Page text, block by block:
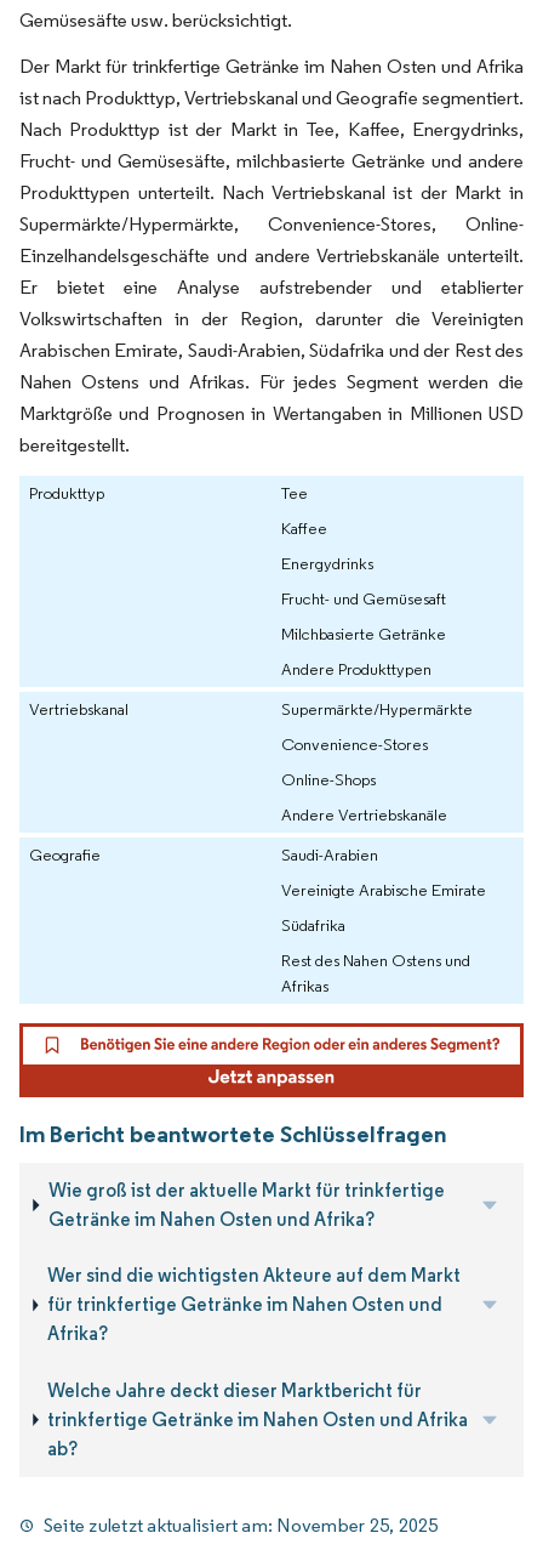
Gemüsesäfte usw. berücksichtigt.
Der Markt für trinkfertige Getränke im Nahen Osten und Afrika
ist nach Produkttyp, Vertriebskanal und Geografie segmentiert.
Nach Produkttyp ist der Markt in Tee, Kaffee, Energydrinks,
Frucht- und Gemüsesäfte, milchbasierte Getränke und andere
Produkttypen unterteilt. Nach Vertriebskanal ist der Markt in
Supermärkte/Hypermärkte, Convenience-Stores, Online-
Einzelhandelsgeschäfte und andere Vertriebskanäle unterteilt.
Er bietet eine Analyse aufstrebender und etablierter
Volkswirtschaften in der Region, darunter die Vereinigten
Arabischen Emirate, Saudi-Arabien, Südafrika und der Rest des
Nahen Ostens und Afrikas. Für jedes Segment werden die
Marktgröße und Prognosen in Wertangaben in Millionen USD
bereitgestellt.
Produkttyp
Tee
Kaffee
Energydrinks
Frucht- und Gemüsesaft
Milchbasierte Getränke
Andere Produkttypen
Vertriebskanal
Supermärkte/Hypermärkte
Convenience-Stores
Online-Shops
Andere Vertriebskanäle
Geografie
Saudi-Arabien
Vereinigte Arabische Emirate
Südafrika
Rest des Nahen Ostens und
Afrikas
Im Bericht beantwortete Schlüsselfragen
Wie groß ist der aktuelle Markt für trinkfertige
Getränke im Nahen Osten und Afrika?
Wer sind die wichtigsten Akteure auf dem Markt
für trinkfertige Getränke im Nahen Osten und
Afrika?
Welche Jahre deckt dieser Marktbericht für
trinkfertige Getränke im Nahen Osten und Afrika
ab?
Seite zuletzt aktualisiert am: November 25, 2025